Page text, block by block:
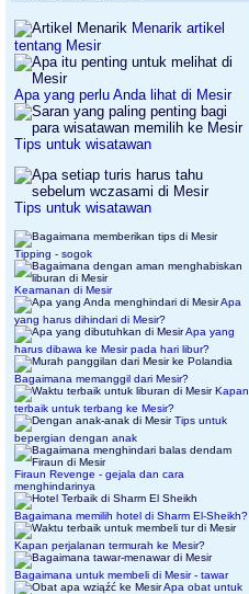
Menarik artikel
tentang Mesir
Apa yang perlu Anda lihat di Mesir
Tips untuk wisatawan
Tips untuk wisatawan
Tipping - sogok
Keamanan di Mesir
Apa
yang harus dihindari di Mesir?
Apa yang
harus dibawa ke Mesir pada hari libur?
Bagaimana memanggil dari Mesir?
Kapan
terbaik untuk terbang ke Mesir?
Tips untuk
bepergian dengan anak
Firaun Revenge - gejala dan cara
menghindarinya
Bagaimana memilih hotel di Sharm El-Sheikh?
Kapan perjalanan termurah ke Mesir?
Bagaimana untuk membeli di Mesir - tawar
Apa obat untuk